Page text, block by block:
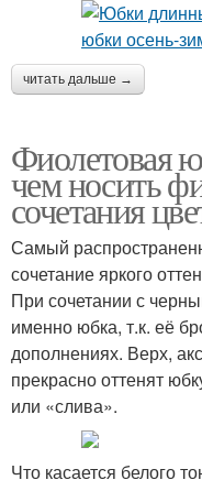
читать дальше →
Фиолетовая
чем носить
сочетания
Самый
сочетание яркого
При сочетании с
именно юбка, т.к. её
дополнениях. Верх,
прекрасно оттенят
или «слива».
Что касается белого